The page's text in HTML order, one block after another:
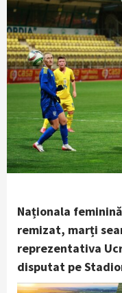
Naționala
remizat, marți
reprezentativa
disputat pe